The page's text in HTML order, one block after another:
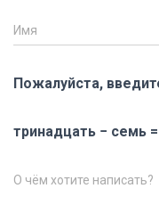
Имя
Пожалуйста,
тринадцать − семь =
О чём хотите написать?